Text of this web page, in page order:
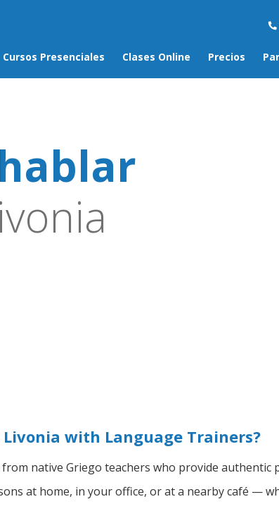
Cursos Presenciales Clases Online Precios
Livonia with Language Trainers?
native Griego teachers who provide
at home, in your office, or at a nearby café —